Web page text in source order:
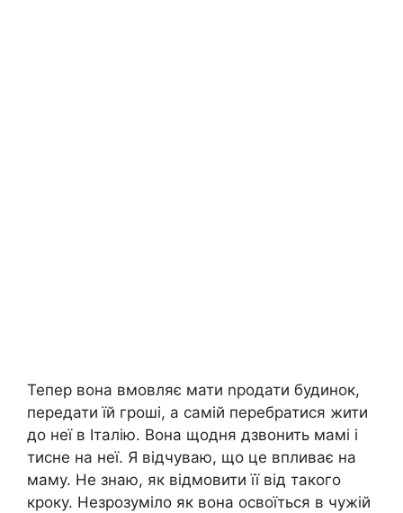
Тепер вона вмовляє мати nродати будинок,
передати їй гроші, а самій перебратися жити
до неї в Італію. Вона щодня дзвонить мамі і
тисне на неї. Я відчуваю, що це впливає на
маму. Не знаю, як відмовити її від такого
кроку. Незрозуміло як вона освоїться в чужій